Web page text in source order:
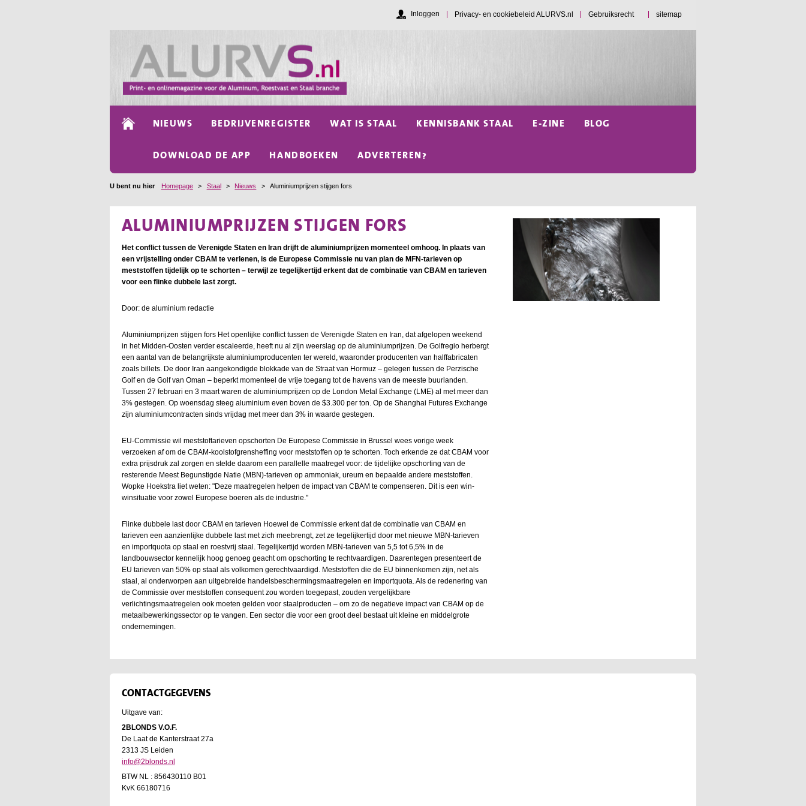
Privacy- en cookiebeleid ALURVS.nl Gebruiksrecht sitemap
Inloggen
NIEUWS BEDRIJVENREGISTER WAT IS STAAL KENNISBANK STAAL E-ZINE BLOG
DOWNLOAD DE APP HANDBOEKEN ADVERTEREN?
U bent nu hier Homepage > Staal > Nieuws > Aluminiumprijzen stijgen fors
ALUMINIUMPRIJZEN STIJGEN FORS
Het conflict tussen de Verenigde Staten en Iran drijft de aluminiumprijzen momenteel omhoog. In plaats van
een vrijstelling onder CBAM te verlenen, is de Europese Commissie nu van plan de MFN-tarieven op
meststoffen tijdelijk op te schorten – terwijl ze tegelijkertijd erkent dat de combinatie van CBAM en tarieven
voor een flinke dubbele last zorgt.
Door: de aluminium redactie
Aluminiumprijzen stijgen fors Het openlijke conflict tussen de Verenigde Staten en Iran, dat afgelopen weekend
in het Midden-Oosten verder escaleerde, heeft nu al zijn weerslag op de aluminiumprijzen. De Golfregio herbergt
een aantal van de belangrijkste aluminiumproducenten ter wereld, waaronder producenten van halffabricaten
zoals billets. De door Iran aangekondigde blokkade van de Straat van Hormuz – gelegen tussen de Perzische
Golf en de Golf van Oman – beperkt momenteel de vrije toegang tot de havens van de meeste buurlanden.
Tussen 27 februari en 3 maart waren de aluminiumprijzen op de London Metal Exchange (LME) al met meer dan
3% gestegen. Op woensdag steeg aluminium even boven de $3.300 per ton. Op de Shanghai Futures Exchange
zijn aluminiumcontracten sinds vrijdag met meer dan 3% in waarde gestegen.
EU-Commissie wil meststoftarieven opschorten De Europese Commissie in Brussel wees vorige week
verzoeken af om de CBAM-koolstofgrensheffing voor meststoffen op te schorten. Toch erkende ze dat CBAM voor
extra prijsdruk zal zorgen en stelde daarom een parallelle maatregel voor: de tijdelijke opschorting van de
resterende Meest Begunstigde Natie (MBN)-tarieven op ammoniak, ureum en bepaalde andere meststoffen.
Wopke Hoekstra liet weten: "Deze maatregelen helpen de impact van CBAM te compenseren. Dit is een win-
winsituatie voor zowel Europese boeren als de industrie."
Flinke dubbele last door CBAM en tarieven Hoewel de Commissie erkent dat de combinatie van CBAM en
tarieven een aanzienlijke dubbele last met zich meebrengt, zet ze tegelijkertijd door met nieuwe MBN-tarieven
en importquota op staal en roestvrij staal. Tegelijkertijd worden MBN-tarieven van 5,5 tot 6,5% in de
landbouwsector kennelijk hoog genoeg geacht om opschorting te rechtvaardigen. Daarentegen presenteert de
EU tarieven van 50% op staal als volkomen gerechtvaardigd. Meststoffen die de EU binnenkomen zijn, net als
staal, al onderworpen aan uitgebreide handelsbeschermingsmaatregelen en importquota. Als de redenering van
de Commissie over meststoffen consequent zou worden toegepast, zouden vergelijkbare
verlichtingsmaatregelen ook moeten gelden voor staalproducten – om zo de negatieve impact van CBAM op de
metaalbewerkingssector op te vangen. Een sector die voor een groot deel bestaat uit kleine en middelgrote
ondernemingen.
CONTACTGEGEVENS
Uitgave van:
2BLONDS V.O.F.
De Laat de Kanterstraat 27a
2313 JS Leiden
info@2blonds.nl
BTW NL : 856430110 B01
KvK 66180716